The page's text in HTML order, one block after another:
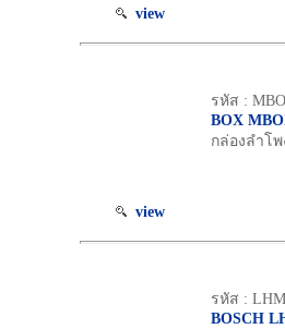
view
view
รหัส :
BOX
กล่องลำโพ
รหัส :
BOSCH